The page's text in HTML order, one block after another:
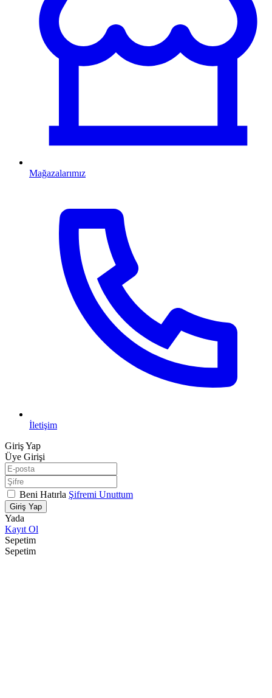
Mağazalarımız
İletişim
Giriş Yap
Üye Girişi
Beni Hatırla Şifremi Unuttum
Giriş Yap
Yada
Kayıt Ol
Sepetim
Sepetim